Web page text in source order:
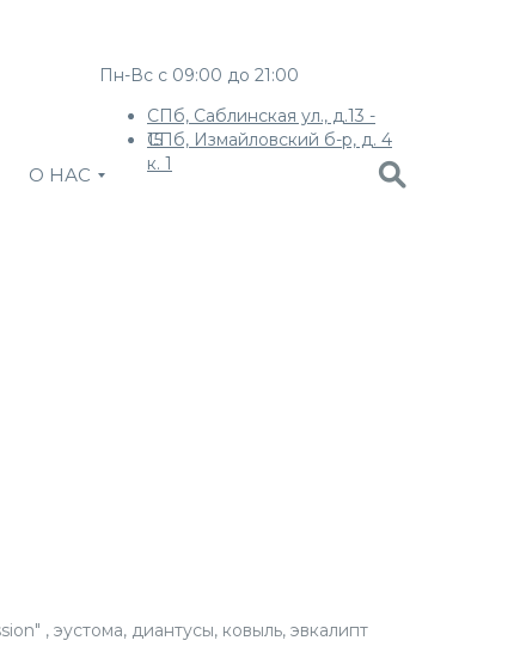
СПб, Измайловский б-р, д. 4
к. 1
СПб, Саблинская ул., д.13 -
15
Пн-Вс с 09:00 до 21:00
О НАС
, эустома, диантусы, ковыль, эвкалипт